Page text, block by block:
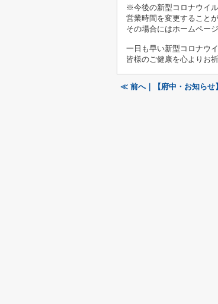
※今後の新型コロナウイ
営業時間を変更することが
その場合にはホームペー
一日も早い新型コロナウ
皆様のご健康を心よりお
≪ 前へ｜【府中・お知らせ